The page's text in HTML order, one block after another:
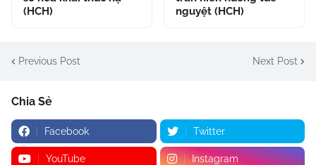
(HCH)
nguyệt (HCH)
Previous Post Next Post
Chia Sẻ
Facebook Twitter
YouTube Instagram